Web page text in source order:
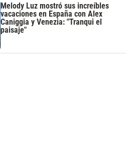
Melody Luz mostró sus increíbles
vacaciones en España con Alex
Caniggia y Venezia: "Tranqui el
paisaje"